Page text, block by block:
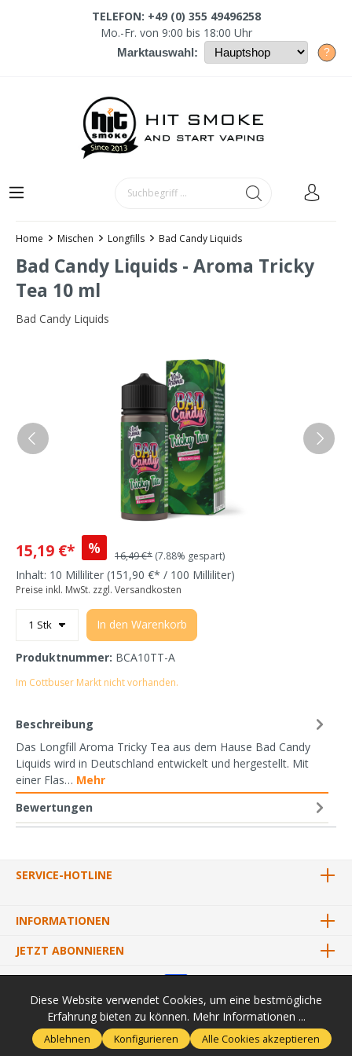
TELEFON: +49 (0) 355 49496258
Mo.-Fr. von 9:00 bis 18:00 Uhr
Marktauswahl: ?
Home Mischen Longfills Bad Candy Liquids
Bad Candy Liquids - Aroma Tricky
Tea 10 ml
Bad Candy Liquids
15,19 €* % 16,49 €* (7.88% gespart)
Inhalt: 10 Milliliter (151,90 €* / 100 Milliliter)
Preise inkl. MwSt. zzgl. Versandkosten
In den Warenkorb
Produktnummer: BCA10TT-A
Im Cottbuser Markt nicht vorhanden.
Beschreibung
Das Longfill Aroma Tricky Tea aus dem Hause Bad Candy
Liquids wird in Deutschland entwickelt und hergestellt. Mit
einer Flas… Mehr
Bewertungen
SERVICE-HOTLINE
INFORMATIONEN
JETZT ABONNIEREN
* Alle Preise inkl. gesetzl. Mehrwertsteuer zzgl.Versandkosten
ggf. Nachnahmegebühren, wenn nicht anders angegeben.
Diese Website verwendet Cookies, um eine bestmögliche
Erfahrung bieten zu können. Mehr Informationen ...
Ablehnen Konfigurieren Alle Cookies akzeptieren